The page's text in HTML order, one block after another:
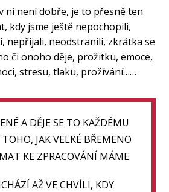
ní není dobře, je to přesně ten
kdy jsme ještě nepochopili,
nepřijali, neodstranili, zkrátka se
či onoho děje, prožitku, emoce,
stresu, tlaku, prožívání……
A DĚJE SE TO KAŽDÉMU
JAK VELKÉ BŘEMENO
KE ZPRACOVÁNÍ MÁME.
AŽ VE CHVÍLI, KDY